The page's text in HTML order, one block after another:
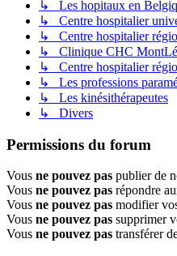
↳ Les hopitaux en
↳ Centre hospitalier
↳ Centre hospitalier
↳ Clinique CHC
↳ Centre hospitalier
↳ Les professions
↳ Les kinésithérapeutes
↳ Divers
Permissions du forum
Vous ne pouvez pas publier de
Vous ne pouvez pas répondre
Vous ne pouvez pas modifier
Vous ne pouvez pas supprimer
Vous ne pouvez pas transférer